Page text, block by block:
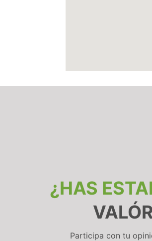
¿HAS
Participa con tu